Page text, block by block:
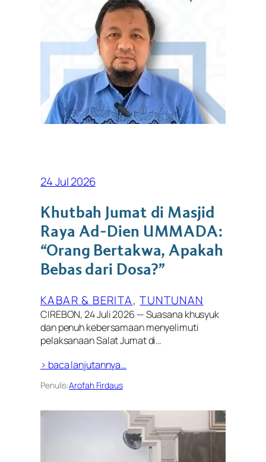
24 Jul 2026
Khutbah Jumat di Masjid
Raya Ad-Dien UMMADA:
“Orang Bertakwa, Apakah
Bebas dari Dosa?”
KABAR & BERITA, TUNTUNAN
CIREBON, 24 Juli 2026 — Suasana khusyuk
dan penuh kebersamaan menyelimuti
pelaksanaan Salat Jumat di…
> baca lanjutannya…
Penulis:Arofah Firdaus